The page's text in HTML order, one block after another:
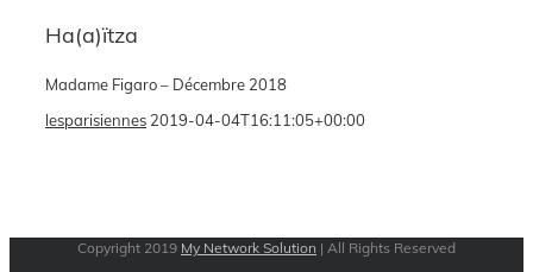
Ha(a)ïtza
Madame Figaro – Décembre 2018
lesparisiennes 2019-04-04T16:11:05+00:00
Copyright 2019 My Network Solution | All Rights Reserved